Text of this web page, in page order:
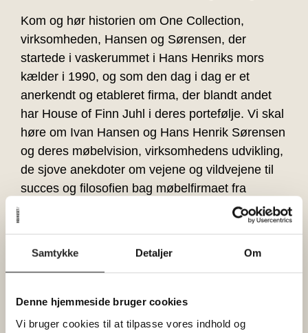
Samtykke Detaljer Om
Denne hjemmeside bruger cookies
Vi bruger cookies til at tilpasse vores indhold og
Kom og hør historien om One Collection,
virksomheden, Hansen og Sørensen, der
startede i vaskerummet i Hans Henriks mors
kælder i 1990, og som den dag i dag er et
anerkendt og etableret firma, der blandt andet
har House of Finn Juhl i deres portefølje. Vi skal
høre om Ivan Hansen og Hans Henrik Sørensen
og deres møbelvision, virksomhedens udvikling,
de sjove anekdoter om vejene og vildvejene til
succes og filosofien bag møbelfirmaet fra
Samtalen faciliteres af arkitekt Marie-Louise
Høstbo.
gratis-billet, så du er sikker på at få en
siddeplads.